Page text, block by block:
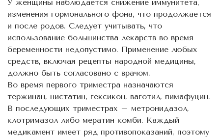
У женщины наблюдается снижение иммунитета,
изменения гормонального фона, что продолжается
и после родов. Следует учитывать, что
использование большинства лекарств во время
беременности недопустимо. Применение любых
средств, включая рецепты народной медицины,
должно быть согласовано с врачом.
Во время первого триместра назначаются
тержинан, нистатин, гексикон, ваготил, пимафуцин.
В последующих триместрах – метронидазол,
клотримазол либо мератин комби. Каждый
медикамент имеет ряд противопоказаний, поэтому